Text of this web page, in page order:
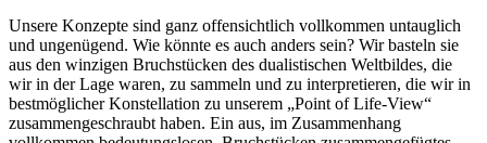
Unsere Konzepte sind ganz offensichtlich vollkommen untauglich
und ungenügend. Wie könnte es auch anders sein? Wir basteln sie
aus den winzigen Bruchstücken des dualistischen Weltbildes, die
wir in der Lage waren, zu sammeln und zu interpretieren, die wir in
bestmöglicher Konstellation zu unserem „Point of Life-View“
zusammengeschraubt haben. Ein aus, im Zusammenhang